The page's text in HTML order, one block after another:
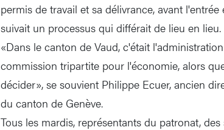
permis de travail et sa délivrance, avant
suivait un processus qui différait de lieu en lieu.
«Dans le canton de Vaud, c'était
commission tripartite pour l'économie, alors
décider», se souvient Philippe Ecuer, ancien
du canton de Genève.
Tous les mardis, représentants du patronat,